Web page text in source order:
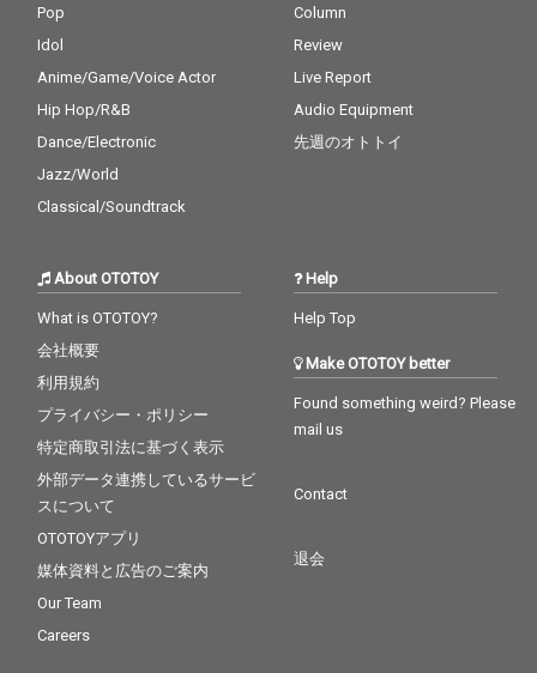
Pop
Idol
Anime/Game/Voice Actor
Hip Hop/R&B
Dance/Electronic
Jazz/World
Classical/Soundtrack
Column
Review
Live Report
Audio Equipment
先週のオトトイ
About OTOTOY
What is OTOTOY?
会社概要
利用規約
プライバシー・ポリシー
特定商取引法に基づく表示
外部データ連携しているサービ
スについて
OTOTOYアプリ
媒体資料と広告のご案内
Our Team
Careers
Help
Help Top
Make OTOTOY better
Found something weird? Please
mail us
Contact
退会